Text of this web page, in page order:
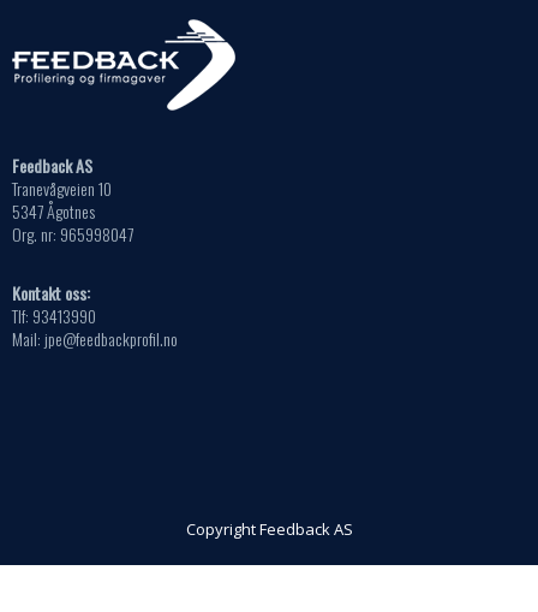
Feedback AS
Tranevågveien 10
5347 Ågotnes
Org. nr: 965998047
Kontakt oss:
Tlf: 93413990
Mail: jpe@feedbackprofil.no
Copyright Feedback AS